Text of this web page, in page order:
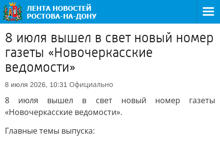
8 июля вышел в свет новый номер
газеты «Новочеркасские
ведомости»
8 июля 2026, 10:31 Официально
8 июля вышел в свет новый номер газеты
«Новочеркасские ведомости».
Главные темы выпуска: